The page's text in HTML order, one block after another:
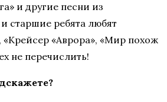
и другие песни из
старшие ребята любят
«Крейсер «Аврора», «Мир похож
не перечислить!